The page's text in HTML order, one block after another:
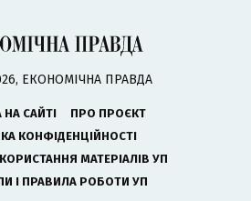
ЕКОНОМІЧНА ПРАВДА
САЙТІ
ПРО ПРОЄКТ
КОНФІДЕНЦІЙНОСТІ
МАТЕРІАЛІВ УП
І ПРАВИЛА РОБОТИ УП